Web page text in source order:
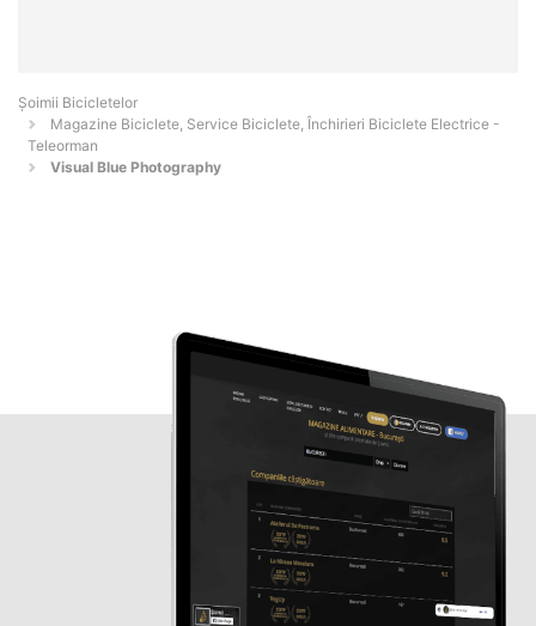
Șoimii Bicicletelor
Magazine Biciclete, Service Biciclete, Închirieri Biciclete Electrice -
Teleorman
Visual Blue Photography